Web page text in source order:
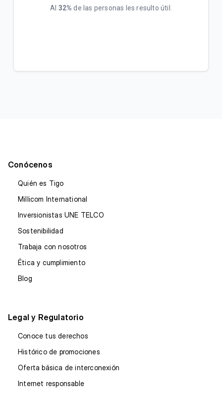
Al 32% de las personas les resulto útil.
Conócenos
Quién es Tigo
Millicom International
Inversionistas UNE TELCO
Sostenibilidad
Trabaja con nosotros
Ética y cumplimiento
Blog
Legal y Regulatorio
Conoce tus derechos
Histórico de promociones
Oferta básica de interconexión
Internet responsable